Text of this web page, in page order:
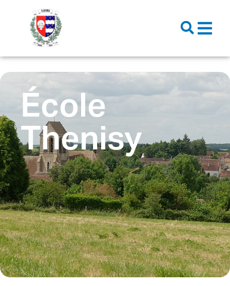
École
Thenisy